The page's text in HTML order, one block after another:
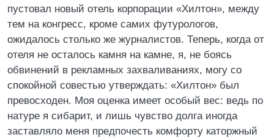
пустовал новый отель корпорации «Хилтон», между
тем на конгресс, кроме самих футурологов,
ожидалось столько же журналистов. Теперь, когда от
отеля не осталось камня на камне, я, не боясь
обвинений в рекламных захваливаниях, могу со
спокойной совестью утверждать: «Хилтон» был
превосходен. Моя оценка имеет особый вес: ведь по
натуре я сибарит, и лишь чувство долга иногда
заставляло меня предпочесть комфорту каторжный